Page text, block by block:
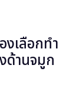
เลือกทำ
ด้านจมูก